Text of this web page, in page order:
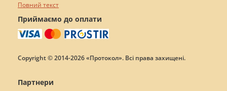
Повний текст
Приймаємо до оплати
Copyright © 2014-2026 «Протокол». Всі права захищені.
Партнери